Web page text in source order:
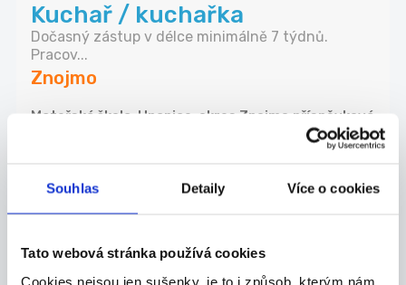
Souhlas Detaily Více o cookies
Tato webová stránka používá cookies
Cookies nejsou jen sušenky, je to i způsob, kterým nám
Kuchař / kuchařka
Dočasný zástup v délce minimálně 7 týdnů.
Pracov...
Znojmo
Mateřská škola, Hnanice, okres Znojmo,příspěvková
18.06.2026
SDĚLENÍ ZAMĚSTNAVATELE Hledáme šikovného
zaměstn...